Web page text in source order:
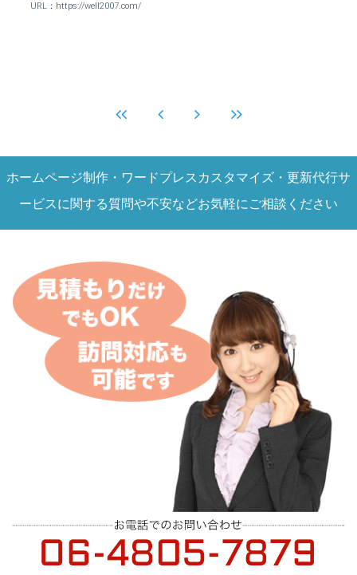
URL： https://well2007.com/
ホームページ制作・ワードプレスカスタマイズ・更新代行サ
ービスに関する質問や不安などお気軽にご相談ください